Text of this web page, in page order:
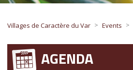
Villages de Caractère du Var > Events >
AGENDA